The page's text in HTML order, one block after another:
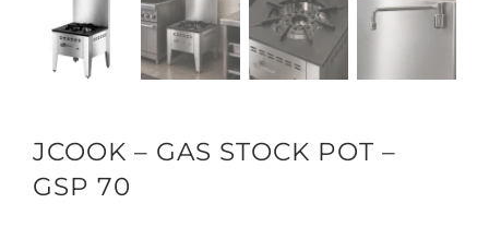
JCOOK – GAS STOCK POT –
GSP 70